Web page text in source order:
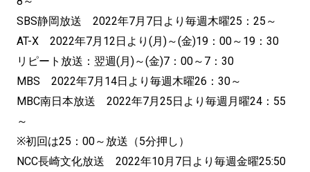
SBS静岡放送 2022年7月7日より毎週木曜25：25～
AT-X 2022年7月12日より(月)～(金)19：00～19：30
リピート放送：翌週(月)～(金)7：00～7：30
MBS 2022年7月14日より毎週木曜26：30～
MBC南日本放送 2022年7月25日より毎週月曜24：55
～
※初回は25：00～放送（5分押し）
NCC長崎文化放送 2022年10月7日より毎週金曜25:50